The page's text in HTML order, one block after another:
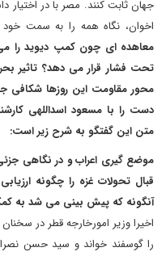
جهان ثابت کنند. مصر با در
اخوان، نگاه همه را به سمت
معاهده ای چون کمپ دیوید را
تحت فشار قرار می دهد؟ تاثیر
محور مقاومت این روزها شکافی
دست را با مسعود اسداللهی
متن این گفتگو به شرح زیر است:
موضع گیری اعراب و در نگاهی
قبال تحولات غزه را چگونه
آنگونه که پیش بینی می شد به
اخیرا وزیر امورخارجه قطر در
را گوسفند خواند و سید حسن